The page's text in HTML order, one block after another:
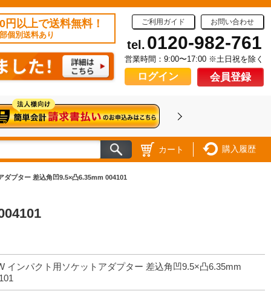
以上で送料無料！
個別送料あり
ご利用ガイド お問い合わせ
tel. 0120-982-761
営業時間：9:00〜17:00 ※土日祝を除く
ログイン 会員登録
カート 購入履歴
ダプター 差込角凹9.5×凸6.35mm 004101
インパクト用ソケットアダプター 差込角凹9.5×凸6.35mm